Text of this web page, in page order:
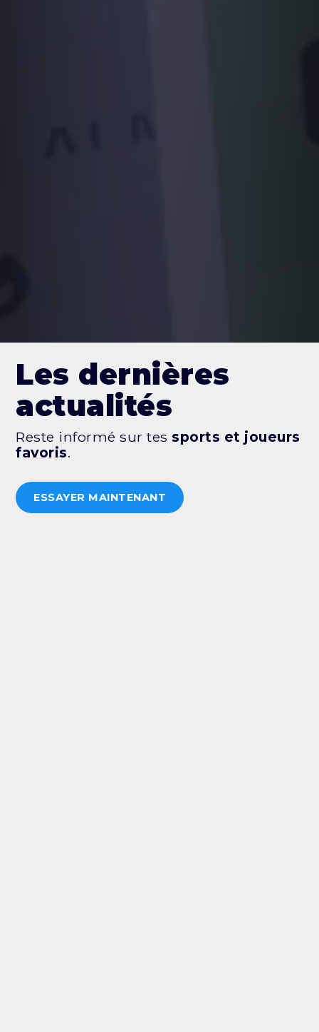
Les dernières
actualités
Reste informé sur tes sports et joueurs
favoris.
ESSAYER MAINTENANT